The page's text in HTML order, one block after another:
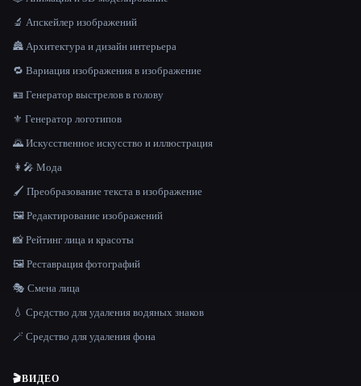
🔬 Апскейлер изображений
🏯 Архитектура и дизайн интерьера
🔁 Вариация изображения в изображение
🪪 Генератор выстрелов в голову
⚜️ Генератор логотипов
🌄 Искусственное искусство и иллюстрация
👩‍🎤 Мода
🖌️ Преобразование текста в изображение
🖼️ Редактирование изображений
📸 Рейтинг лица и красоты
🖼️ Реставрация фотографий
🎭 Смена лица
💧 Средство для удаления водяных знаков
🪄 Средство для удаления фона
🎬ВИДЕО